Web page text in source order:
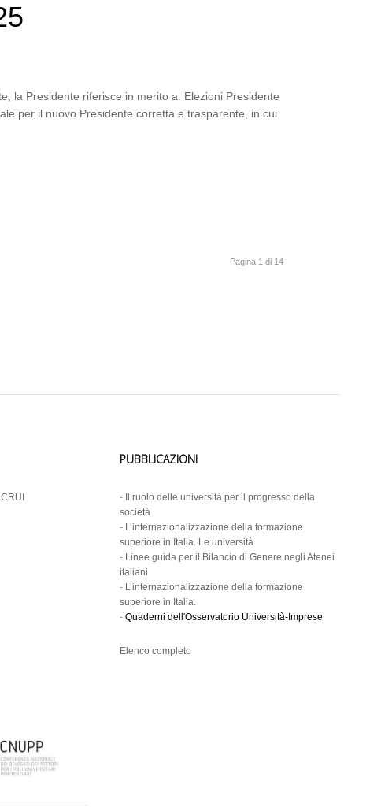
la Presidente riferisce in merito a: Elezioni Presidente
per il nuovo Presidente corretta e trasparente, in cui
Pagina 1 di 14
PUBBLICAZIONI
-
Il ruolo delle università per il progresso della
società
- L’internazionalizzazione della formazione
superiore in Italia. Le università
- Linee guida per il Bilancio di Genere negli Atenei
italiani
- L’internazionalizzazione della formazione
superiore in Italia.
- Quaderni dell'Osservatorio Università-Imprese
Elenco completo